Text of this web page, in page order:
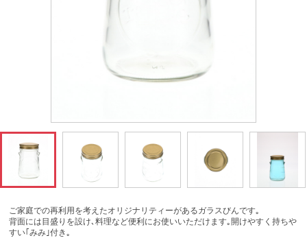
ご家庭での再利用を考えたオリジナリティーがあるガラスびんです｡
背面には目盛りを設け､料理など便利にお使いいただけます｡開けやすく持ちや
すい｢みみ｣付き｡